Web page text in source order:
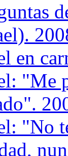
en
"Me
"No